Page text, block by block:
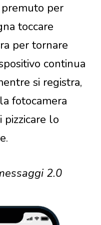
per
toccare
per tornare
continua
si registra,
fotocamera
lo
2.0